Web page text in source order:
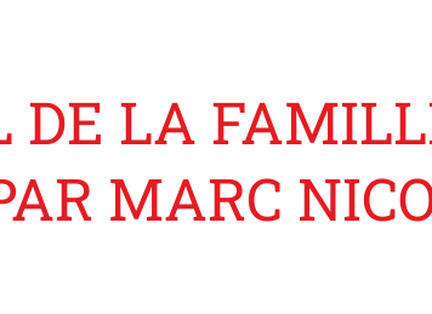
DE LA
MARC